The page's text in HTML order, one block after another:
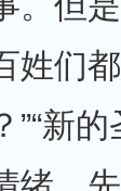
姓们
”“新